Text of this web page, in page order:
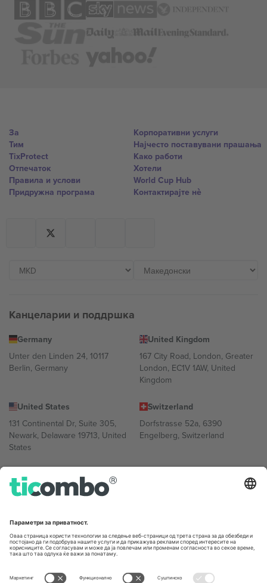
За
Тим
TixProtect
Отпечаток
Правила и услови
Придружна програма
Корпоративни услуги
Најчесто поставувани прашања
Како работи
Хотели
World Cup Hub
Контактирајте нѐ
Канцеларии и поддршка
Germany
Unter den Linden 24, 10117
Berlin, Germany
United Kingdom
167 City Road, London, Greater
London, EC1V 1AW, United
Kingdom
United States
131 Continental Dr, Suite 305,
Newark, Delaware 19713, United
States
Switzerland
Dorfstrasse 52a, 6390
Engelberg, Switzerland
Bulgaria
Regus Sofia City West, bul
UAE Dubai Silicon Oasis, DDP
Mexico
Av Chapultepec 360, Roma
Norte, Cuauhtémoc, 06700